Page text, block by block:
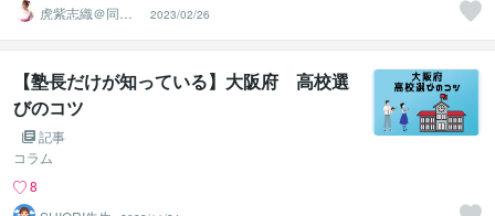
虎紫志織＠同じ
目線の『駆け込
み寺』
2023/02/26
【塾長だけが知っている】大阪府 高校選
びのコツ
記事
コラム
8